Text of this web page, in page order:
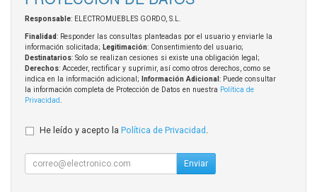
Responsable: ELECTROMUEBLES GORDO, S.L.
Finalidad: Responder las consultas planteadas por el usuario y enviarle la
información solicitada; Legitimación: Consentimiento del usuario;
Destinatarios: Solo se realizan cesiones si existe una obligación legal;
Derechos: Acceder, rectificar y suprimir, así como otros derechos, como se
indica en la información adicional;
Información Adicional : Puede consultar
la información completa de Protección de Datos en nuestra Política de
Privacidad
He leído y acepto la Política de Privacidad .
Enviar